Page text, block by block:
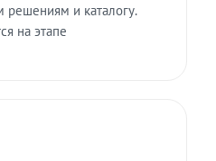
и каталогу.
на этапе